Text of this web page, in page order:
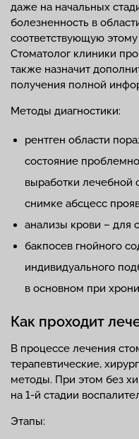
даже на начальных
болезненность в
соответствующую
Стоматолог клиники
также назначит
получения полной
Методы диагностики:
рентген области
состояние
выработки лечебной
снимке абсцесс
анализы крови – для
бакпосев гнойного
индивидуального
в основном при
Как проходит
В процессе лечения
терапевтические,
методы. При этом без
на 1-й стадии
Этапы: